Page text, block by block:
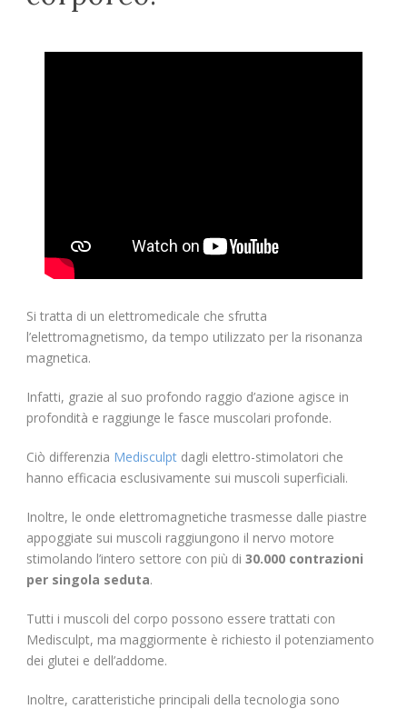
Si tratta di un elettromedicale che sfrutta
l’elettromagnetismo, da tempo utilizzato per la risonanza
magnetica.
Infatti, grazie al suo profondo raggio d’azione agisce in
profondità e raggiunge le fasce muscolari profonde.
Ciò differenzia Medisculpt dagli elettro-stimolatori che
hanno efficacia esclusivamente sui muscoli superficiali.
Inoltre, le onde elettromagnetiche trasmesse dalle piastre
appoggiate sui muscoli raggiungono il nervo motore
stimolando l’intero settore con più di 30.000 contrazioni
per singola seduta.
Tutti i muscoli del corpo possono essere trattati con
Medisculpt, ma maggiormente è richiesto il potenziamento
dei glutei e dell’addome.
Inoltre, caratteristiche principali della tecnologia sono